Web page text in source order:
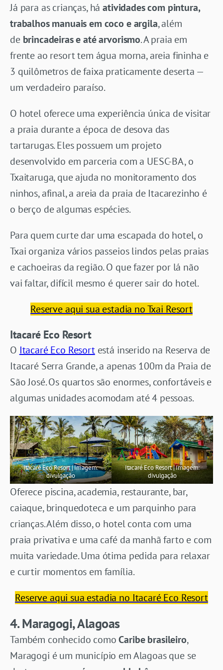
Já para as crianças, háatividades com pintura,
trabalhos manuais em coco e argila, além
de brincadeiras e até arvorismo. A praia em
frente ao resort tem água morna, areia fininha e
3 quilômetros de faixa praticamente deserta —
um verdadeiro paraíso.
O hotel oferece uma experiência única de visitar
a praia durante a época de desova das
tartarugas. Eles possuem um projeto
desenvolvido em parceria com a UESC-BA, o
Txaitaruga, que ajuda no monitoramento dos
ninhos, afinal, a areia da praia de Itacarezinho é
o berço de algumas espécies.
Para quem curte dar uma escapada do hotel, o
Txai organiza vários passeios lindos pelas praias
e cachoeiras da região. O que fazer por lá não
vai faltar, difícil mesmo é querer sair do hotel.
Reserve aqui sua estadia no Txai Resort
Itacaré Eco Resort
O Itacaré Eco Resortestá inserido na Reserva de
Itacaré Serra Grande, a apenas 100m da Praia de
São José. Os quartos são enormes, confortáveis e
algumas unidades acomodam até 4 pessoas.
Itacaré Eco Resort | Imagem:
divulgação
Itacaré Eco Resort | Imagem:
divulgação
Oferece piscina, academia, restaurante, bar,
caiaque, brinquedoteca e um parquinho para
crianças. Além disso, o hotel conta com uma
praia privativa e uma café da manhã farto e com
muita variedade. Uma ótima pedida para relaxar
e curtir momentos em família.
Reserve aqui sua estadia no Itacaré Eco Resort
4. Maragogi, Alagoas
Também conhecido comoCaribe brasileiro,
Maragogi é um município em Alagoas que se